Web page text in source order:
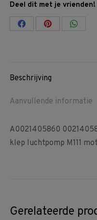
Deel dit met je vrienden!
Share Share Share
Beschrijving
Aanvullende informatie
A0021405860
klep luchtpomp M111
Gerelateerde